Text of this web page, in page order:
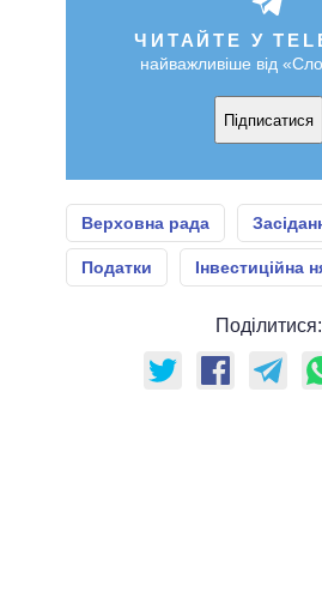
ЧИТАЙТЕ У
найважливіше від
Підписатися
Верховна рада
Податки Інвестиційна
Поділитися: